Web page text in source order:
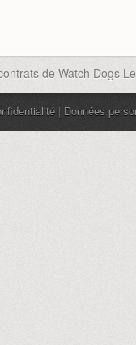
de Watch Dogs
| Données